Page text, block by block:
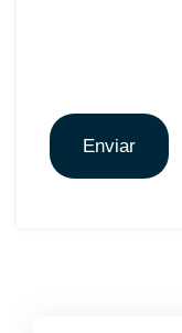
Enviar